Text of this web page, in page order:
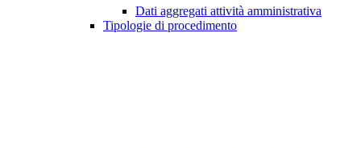
Dati aggregati attività amministrativa
Tipologie di procedimento